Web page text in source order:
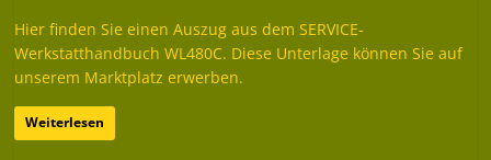
Hier finden Sie einen Auszug aus dem SERVICE-
Werkstatthandbuch WL480C. Diese Unterlage können Sie auf
unserem Marktplatz erwerben.
Weiterlesen